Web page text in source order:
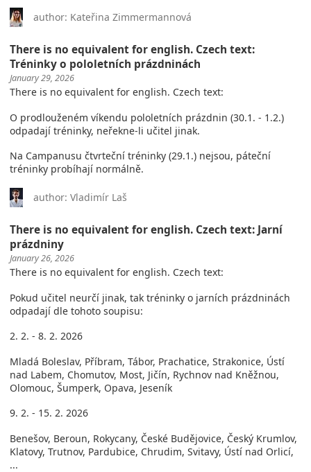
author: Kateřina Zimmermannová
There is no equivalent for english. Czech text:
Tréninky o pololetních prázdninách
January 29, 2026
There is no equivalent for english. Czech text:
O prodlouženém víkendu pololetních prázdnin (30.1. - 1.2.)
odpadají tréninky, neřekne-li učitel jinak.
Na Campanusu čtvrteční tréninky (29.1.) nejsou, páteční
tréninky probíhají normálně.
author: Vladimír Laš
There is no equivalent for english. Czech text: Jarní
prázdniny
January 26, 2026
There is no equivalent for english. Czech text:
Pokud učitel neurčí jinak, tak tréninky o jarních prázdninách
odpadají dle tohoto soupisu:
2. 2. - 8. 2. 2026
Mladá Boleslav, Příbram, Tábor, Prachatice, Strakonice, Ústí
nad Labem, Chomutov, Most, Jičín, Rychnov nad Kněžnou,
Olomouc, Šumperk, Opava, Jeseník
9. 2. - 15. 2. 2026
Benešov, Beroun, Rokycany, České Budějovice, Český Krumlov,
Klatovy, Trutnov, Pardubice, Chrudim, Svitavy, Ústí nad Orlicí,
...